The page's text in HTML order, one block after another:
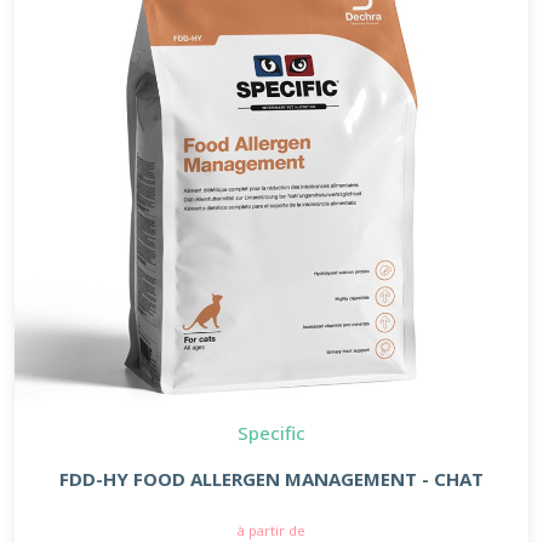
Specific
FDD-HY FOOD ALLERGEN MANAGEMENT - CHAT
à partir de